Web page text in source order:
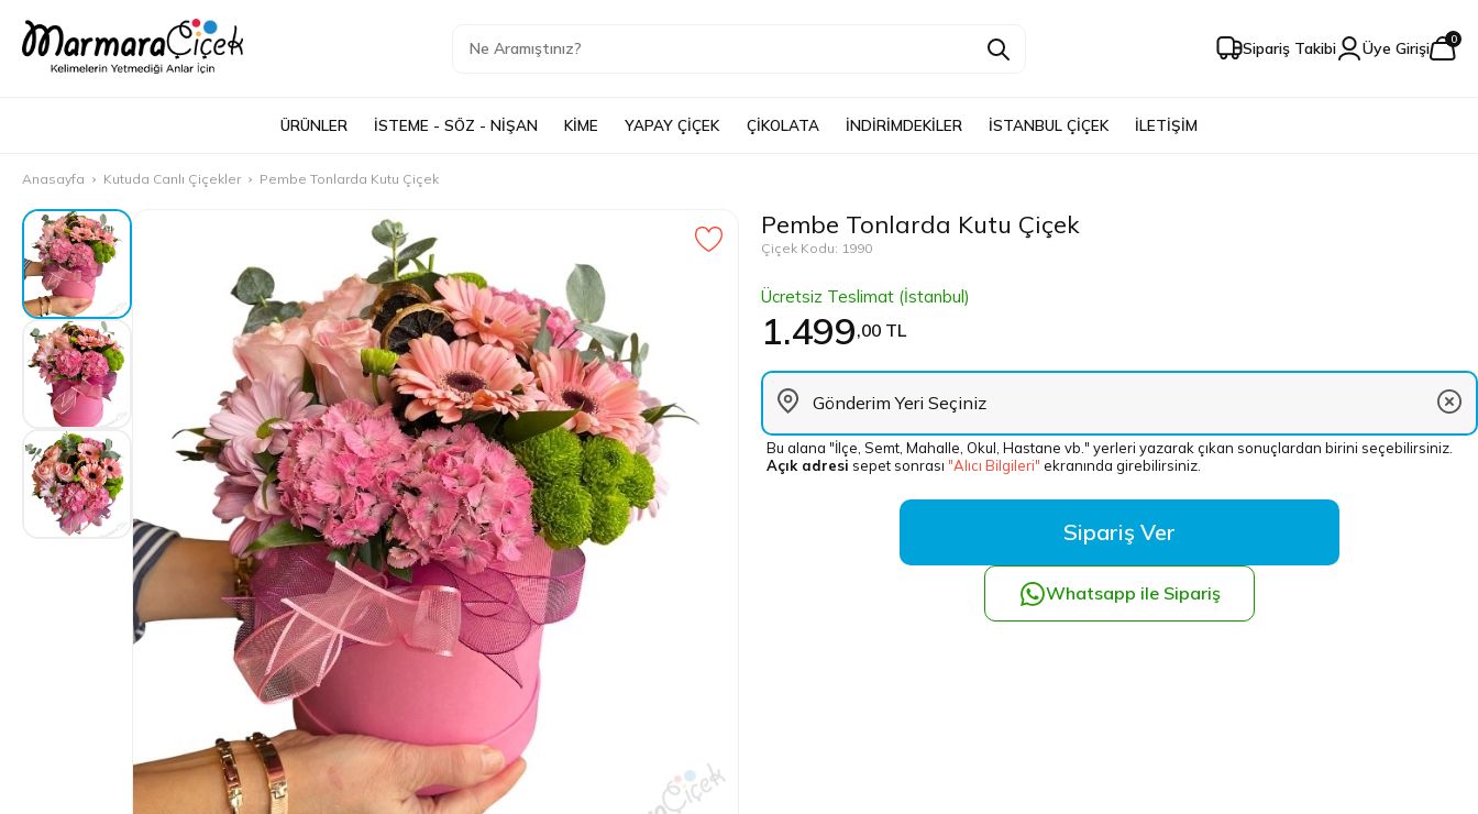
Sipariş Takibi Üye Girişi 0
ÜRÜNLER İSTEME - SÖZ - NİŞAN KİME YAPAY ÇİÇEK ÇİKOLATA İNDİRİMDEKİLER İSTANBUL ÇİÇEK İLETİŞİM
Anasayfa Kutuda Canlı Çiçekler Pembe Tonlarda Kutu Çiçek
Pembe Tonlarda Kutu Çiçek
Çiçek Kodu: 1990
Ücretsiz Teslimat (İstanbul)
1.499,00 TL
Bu alana "İlçe, Semt, Mahalle, Okul, Hastane vb." yerleri yazarak çıkan sonuçlardan birini seçebilirsiniz.
Açık adresi sepet sonrası "Alıcı Bilgileri" ekranında girebilirsiniz.
Sipariş Ver
Whatsapp ile Sipariş